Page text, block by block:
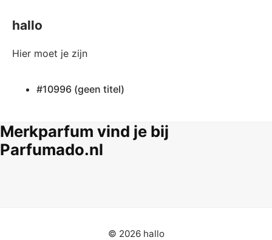
hallo
Hier moet je zijn
#10996 (geen titel)
Merkparfum vind je bij
Parfumado.nl
© 2026 hallo